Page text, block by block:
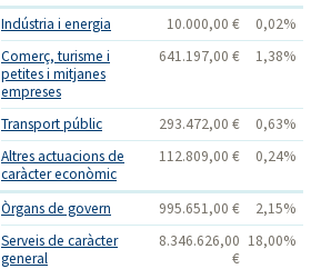
Indústria i energia 10.000,00 €
0,02%
Comerç, turisme i
petites i mitjanes
empreses
641.197,00 € 1,38%
Transport públic 293.472,00 €
0,63%
Altres actuacions de
caràcter econòmic
112.809,00 € 0,24%
Òrgans de govern 995.651,00 €
2,15%
Serveis de caràcter
general
8.346.626,00
€
18,00%